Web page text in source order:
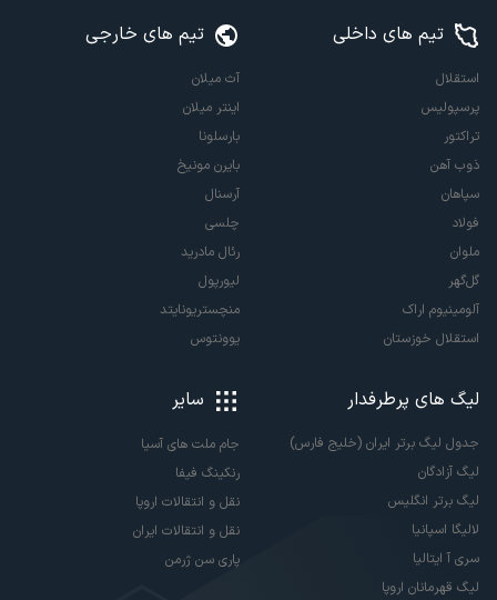
تیم های داخلی
استقلال
پرسپولیس
تراکتور
ذوب آهن
سپاهان
فولاد
ملوان
گل‌گهر
آلومینیوم اراک
استقلال خوزستان
تیم های خارجی
آث میلان
اینتر میلان
بارسلونا
بایرن مونیخ
آرسنال
چلسی
رئال مادرید
لیورپول
منچستریونایتد
یوونتوس
لیگ های پرطرفدار
جدول لیگ برتر ایران (خلیج فارس)
لیگ آزادگان
لیگ برتر انگلیس
لالیگا اسپانیا
سری آ ایتالیا
لیگ قهرمانان اروپا
سایر
جام ملت های آسیا
رنکینگ فیفا
نقل و انتقالات اروپا
نقل و انتقالات ایران
پاری سن ژرمن